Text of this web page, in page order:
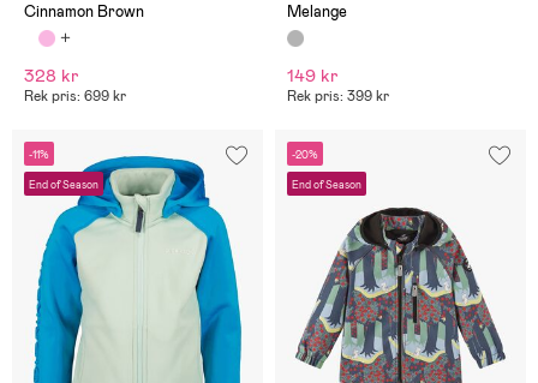
Cinnamon Brown
328 kr
Rek pris: 699 kr
Melange
149 kr
Rek pris: 399 kr
-11%
End of Season
-20%
End of Season